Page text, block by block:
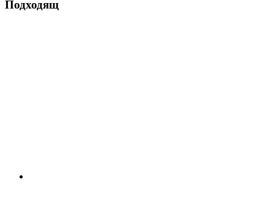
Подходящ